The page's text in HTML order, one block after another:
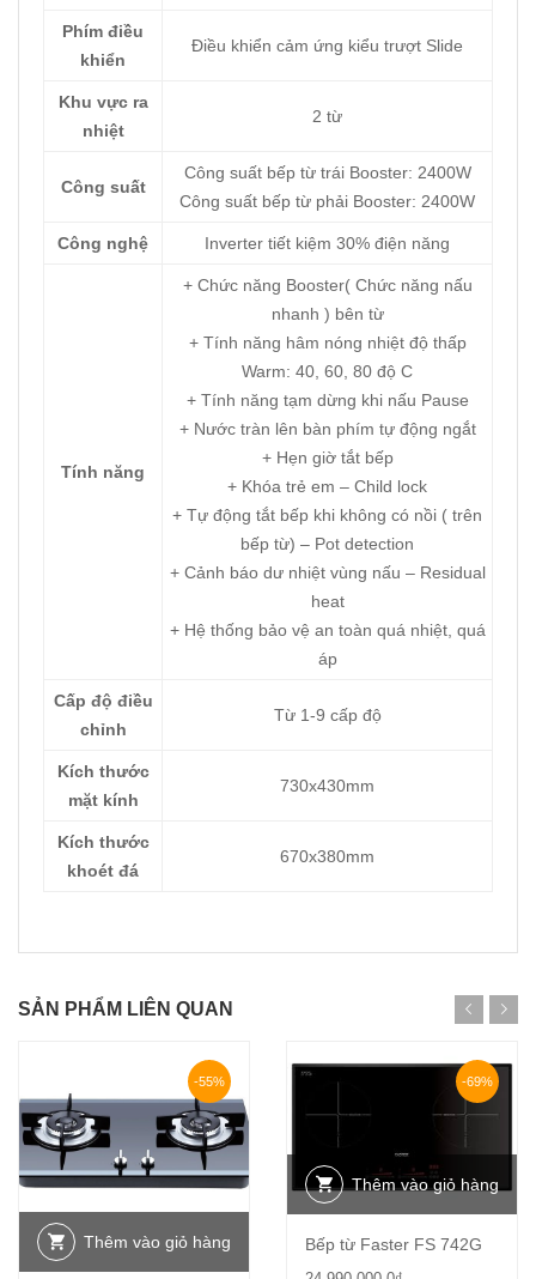
Phím điều
khiển
Điều khiển cảm ứng kiểu trượt Slide
Khu vực ra
nhiệt
2 từ
Công suất
Công suất bếp từ trái Booster: 2400W
Công suất bếp từ phải Booster: 2400W
Công nghệ Inverter tiết kiệm 30% điện năng
Tính năng
+ Chức năng Booster( Chức năng nấu
nhanh ) bên từ
+ Tính năng hâm nóng nhiệt độ thấp
Warm: 40, 60, 80 độ C
+ Tính năng tạm dừng khi nấu Pause
+ Nước tràn lên bàn phím tự động ngắt
+ Hẹn giờ tắt bếp
+ Khóa trẻ em – Child lock
+ Tự động tắt bếp khi không có nồi ( trên
bếp từ) – Pot detection
+ Cảnh báo dư nhiệt vùng nấu – Residual
heat
+ Hệ thống bảo vệ an toàn quá nhiệt, quá
áp
Cấp độ điều
chỉnh
Từ 1-9 cấp độ
Kích thước
mặt kính
730x430mm
Kích thước
khoét đá
670x380mm
SẢN PHẨM LIÊN QUAN
-55%
Thêm vào giỏ hàng
-69%
Thêm vào giỏ hàng
Bếp từ Faster FS 742G